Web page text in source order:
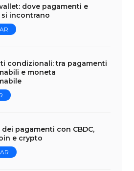
dove pagamenti e
incontrano
condizionali: tra pagamenti
e moneta
pagamenti con CBDC,
e crypto